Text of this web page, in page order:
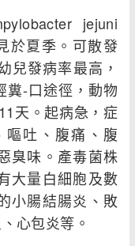
jejuni
於夏季。可散發
兒發病率最高，
糞-口途徑，動物
天。起病急，症
吐、腹痛、腹
臭味。產毒菌株
大量白細胞及數
小腸結腸炎、敗
心包炎等。